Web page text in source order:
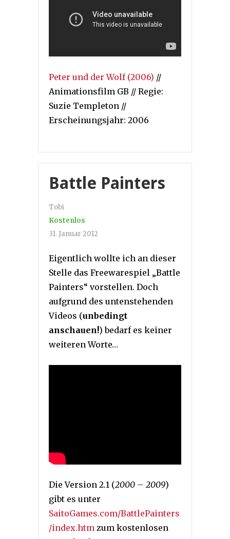
Peter und der Wolf (2006) //
Animationsfilm GB // Regie:
Suzie Templeton //
Erscheinungsjahr: 2006
Battle Painters
Tobi
Kostenlos
31. Januar 2012
Eigentlich wollte ich an dieser
Stelle das Freewarespiel „Battle
Painters“ vorstellen. Doch
aufgrund des untenstehenden
Videos (unbedingt
anschauen!) bedarf es keiner
weiteren Worte…
Die Version 2.1 (2000 – 2009)
gibt es unter
SaitoGames.com/BattlePainters
/index.htm zum kostenlosen